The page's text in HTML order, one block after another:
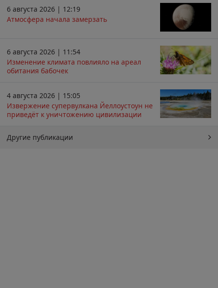
6 августа 2026 | 12:19
Атмосфера начала замерзать
6 августа 2026 | 11:54
Изменение климата повлияло на ареал
обитания бабочек
4 августа 2026 | 15:05
Извержение супервулкана Йеллоустоун не
приведёт к уничтожению цивилизации
Другие публикации